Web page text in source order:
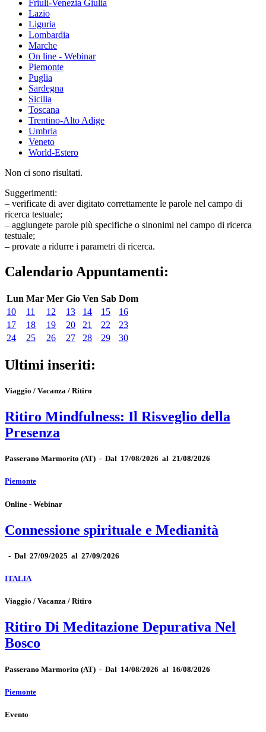
Friuli-Venezia Giulia
Lazio
Liguria
Lombardia
Marche
On line - Webinar
Piemonte
Puglia
Sardegna
Sicilia
Toscana
Trentino-Alto Adige
Umbria
Veneto
World-Estero
Non ci sono risultati.
Suggerimenti:
– verificate di aver digitato correttamente le parole nel campo di
ricerca testuale;
– aggiungete parole più specifiche o sinonimi nel campo di ricerca
testuale;
– provate a ridurre i parametri di ricerca.
Calendario Appuntamenti:
Lun Mar Mer Gio Ven Sab Dom
10
11 12 13 14 15
16
17
18 19 20 21 22
23
24
25 26 27 28 29 30
Ultimi inseriti:
Viaggio / Vacanza / Ritiro
Ritiro Mindfulness: Il Risveglio della
Presenza
Passerano Marmorito (AT) - Dal 17/08/2026 al 21/08/2026
Piemonte
Online - Webinar
Connessione spirituale e Medianità
- Dal 27/09/2025 al 27/09/2026
ITALIA
Viaggio / Vacanza / Ritiro
Ritiro Di Meditazione Depurativa Nel
Bosco
Passerano Marmorito (AT) - Dal 14/08/2026 al 16/08/2026
Piemonte
Evento